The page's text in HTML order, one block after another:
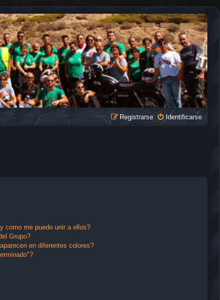
Identificarse
Registrarse
como me puedo unir a ellos?
Grupo?
en diferentes colores?